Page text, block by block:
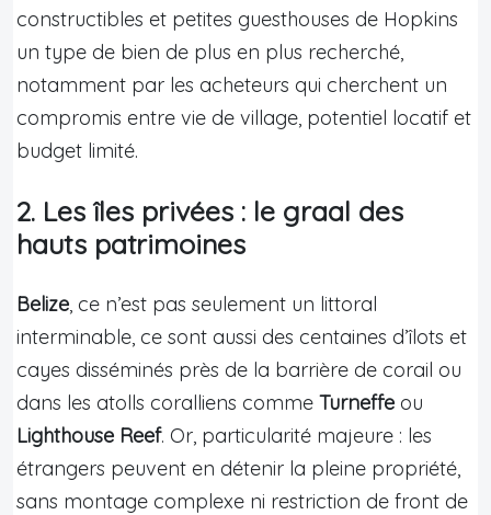
constructibles et petites guesthouses de Hopkins
un type de bien de plus en plus recherché,
notamment par les acheteurs qui cherchent un
compromis entre vie de village, potentiel locatif et
budget limité.
2. Les îles privées : le graal des
hauts patrimoines
Belize, ce n’est pas seulement un littoral
interminable, ce sont aussi des centaines d’îlots et
cayes disséminés près de la barrière de corail ou
dans les atolls coralliens comme Turneffe ou
Lighthouse Reef. Or, particularité majeure : les
étrangers peuvent en détenir la pleine propriété,
sans montage complexe ni restriction de front de